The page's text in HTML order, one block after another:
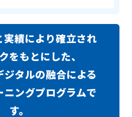
実績により確立され
をもとにした、
ジタルの融合による
ングプログラムで
す。